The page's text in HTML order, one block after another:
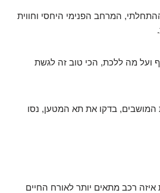
המרחב הפנימי היחסי וחווית
ועל מה ללכת, הכי טוב זה לגשת
המושבים, בדקו את תא המטען, נסו
רכב מתאים יותר לאורח החיים